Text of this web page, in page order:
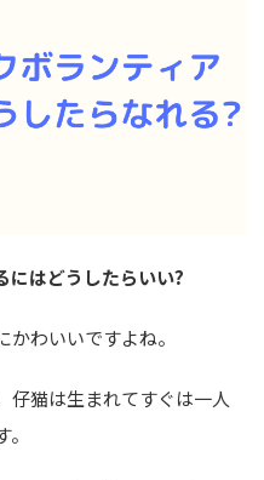
にはどうしたらいい?
わいいですよね。
仔猫は生まれてすぐは一人